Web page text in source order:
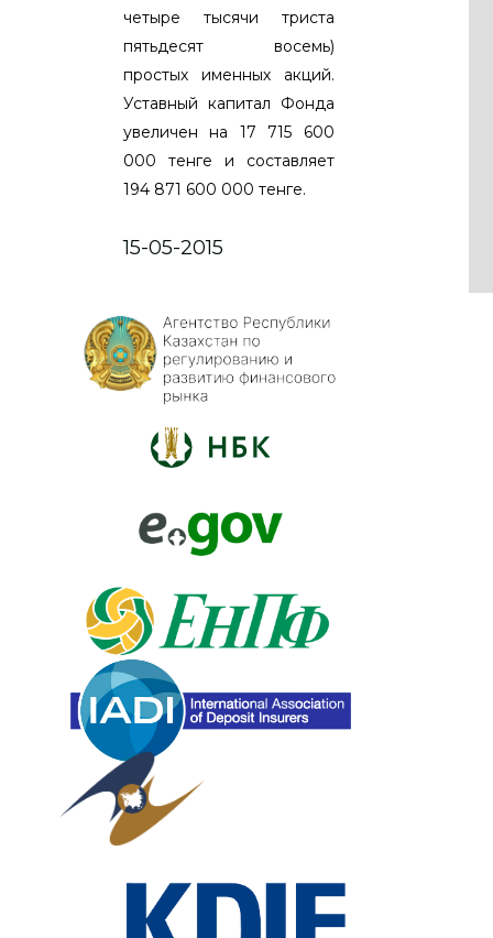
четыре тысячи триста
пятьдесят восемь)
простых именных акций.
Уставный капитал Фонда
увеличен на 17 715 600
000 тенге и составляет
194 871 600 000 тенге.
15-05-2015